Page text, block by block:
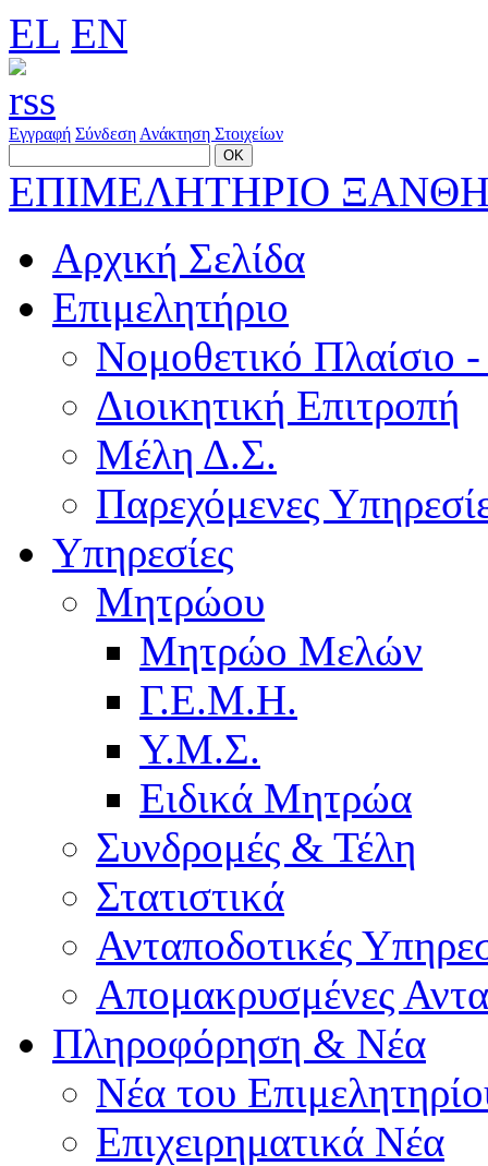
EL EN
Εγγραφή Σύνδεση Ανάκτηση Στοιχείων
ΕΠΙΜΕΛΗΤΗΡΙΟ
Αρχική Σελίδα
Επιμελητήριο
Νομοθετικό Πλαίσιο
Διοικητική Επιτροπή
Μέλη Δ.Σ.
Παρεχόμενες
Υπηρεσίες
Μητρώου
Μητρώο Μελών
Γ.Ε.Μ.Η.
Υ.Μ.Σ.
Ειδικά Μητρώα
Συνδρομές & Τέλη
Στατιστικά
Ανταποδοτικές
Απομακρυσμένες
Πληροφόρηση & Νέα
Νέα του
Επιχειρηματικά Νέα